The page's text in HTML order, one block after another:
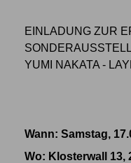
EINLADUNG ZUR
YUMI NAKATA -
Wann: Samstag,
Wo: Klosterwall 13,